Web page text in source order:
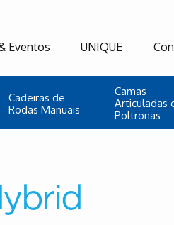
Cadeiras de
Rodas Manuais
Camas
Articuladas
Poltronas
Eventos UNIQUE